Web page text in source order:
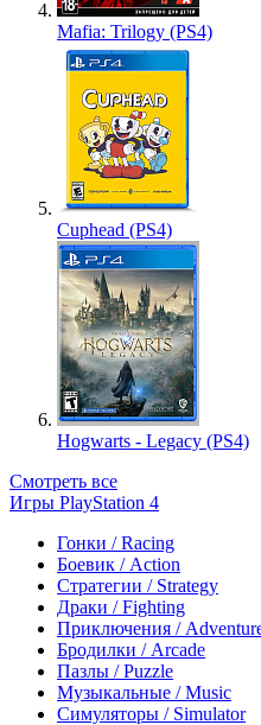
Mafia: Trilogy (PS4)
Cuphead (PS4)
Hogwarts - Legacy (PS4)
Смотреть все
Игры PlayStation 4
Гонки / Racing
Боевик / Action
Стратегии / Strategy
Драки / Fighting
Приключения /
Бродилки / Arcade
Пазлы / Puzzle
Музыкальные / Music
Симуляторы / Simulator